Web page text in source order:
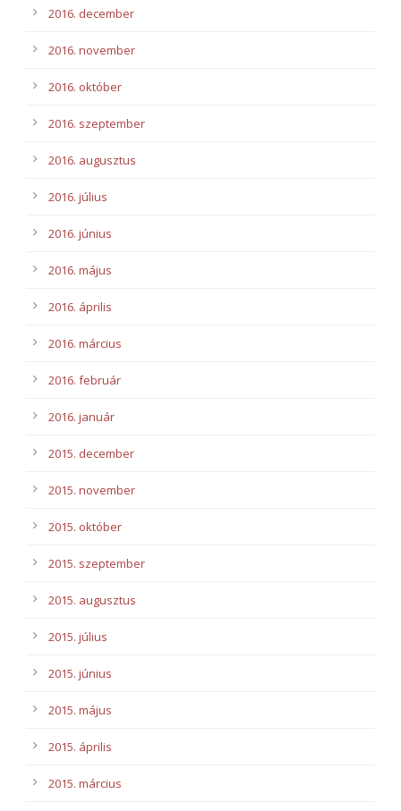
2016. december
2016. november
2016. október
2016. szeptember
2016. augusztus
2016. július
2016. június
2016. május
2016. április
2016. március
2016. február
2016. január
2015. december
2015. november
2015. október
2015. szeptember
2015. augusztus
2015. július
2015. június
2015. május
2015. április
2015. március